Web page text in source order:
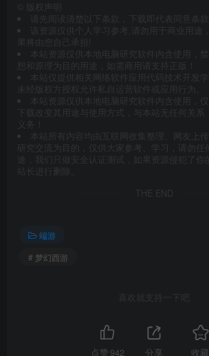
版权声明
请先阅读清楚以下条款，下载即代表同意条款
该资源仅供个人学习参考,请勿用于商业用途
果将由您自己承担!
本站资源仅供本地电脑研究软件内含使用，
想和原理为目的用途，如需商用请支持正版！
本站仅提供相关网络软件应用代码技术开发
未经版权方授权允许私自运营软件或应用行为。
本站资源仅供本地电脑研究软件内含使用，
下载改变其用途与使用方式，与本站无任何关系
义务！
本站所有内容均由互联网收集整理、网友上
研究交流为目的，仅供大家参考、学习，请勿任
途，我们只做安全认证测试，如果资源侵犯了你
站长进行删除。
THE END
端游
# 梦幻西游
喜欢就支持一下吧
点赞 942 分享 收藏